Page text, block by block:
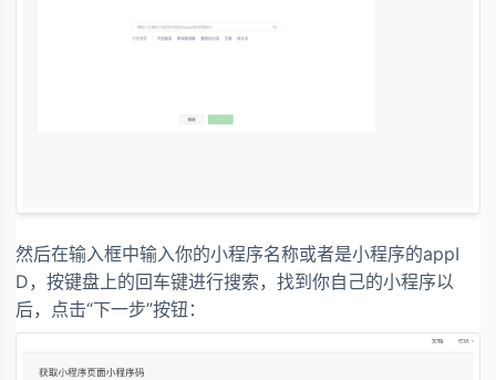
然后在输入框中输入你的小程序名称或者是小程序的appI
D，按键盘上的回车键进行搜索，找到你自己的小程序以
后，点击“下一步”按钮：